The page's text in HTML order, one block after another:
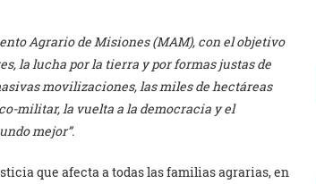
Agrario de Misiones (MAM), con el objetivo
la lucha por la tierra y por formas justas de
movilizaciones, las miles de hectáreas
militar, la vuelta a la democracia y el
mejor”.
que afecta a todas las familias agrarias, en